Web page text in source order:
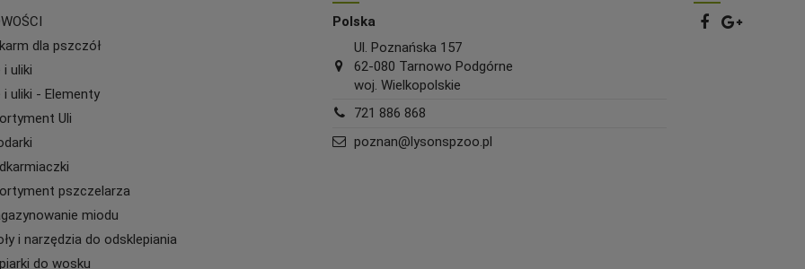
dla pszczół
i uliki
i uliki - Elementy
Uli
pszczelarza
miodu
i narzędzia do odsklepiania
do wosku
Polska
Ul. Poznańska 157
62-080 Tarnowo Podgórne
woj. Wielkopolskie
721 886 868
poznan@lysonspzoo.pl